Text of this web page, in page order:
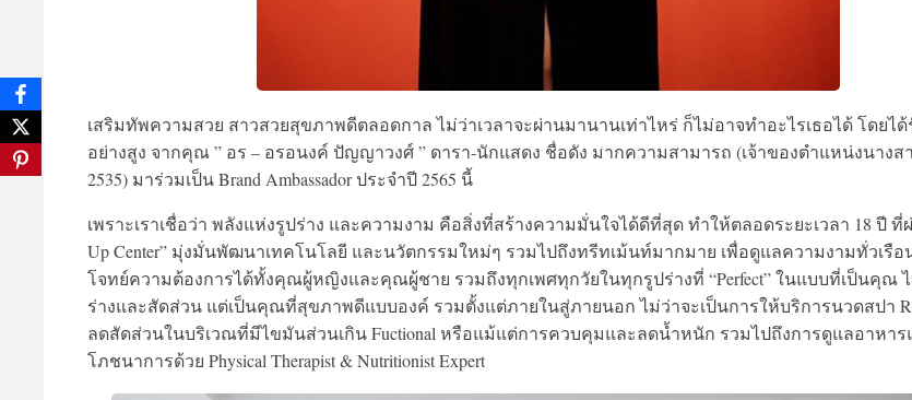
เสริมทัพความสวย สาวสวยสุขภาพดีตลอดกาล ไม่ว่าเวลาจะผ่านมานานเท่าไหร่ ก็ไม่อาจทำอะไรเธอได้ โดยได้
อย่างสูง จากคุณ ” อร – อรอนงค์ ปัญญาวงศ์ ” ดารา-นักแสดง ชื่อดัง มากความสามารถ (เจ้าของตำแหน่งนางส
2535) มาร่วมเป็น Brand Ambassador ประจำปี 2565 นี้
เพราะเราเชื่อว่า พลังแห่งรูปร่าง และความงาม คือสิ่งที่สร้างความมั่นใจได้ดีที่สุด ทำให้ตลอดระยะเวลา 18 ปี ที่
Up Center” มุ่งมั่นพัฒนาเทคโนโลยี และนวัตกรรมใหม่ๆ รวมไปถึงทรีทเม้นท์มากมาย เพื่อดูแลความงามทั่วเรือ
โจทย์ความต้องการได้ทั้งคุณผู้หญิงและคุณผู้ชาย รวมถึงทุกเพศทุกวัยในทุกรูปร่างที่ “Perfect” ในแบบที่เป็นคุณ
ร่างและสัดส่วน แต่เป็นคุณที่สุขภาพดีแบบองค์ รวมตั้งแต่ภายในสู่ภายนอก ไม่ว่าจะเป็นการให้บริการนวดสปา
ลดสัดส่วนในบริเวณที่มีไขมันส่วนเกิน Fuctional หรือแม้แต่การควบคุมและลดน้ำหนัก รวมไปถึงการดูแลอาหาร
โภชนาการด้วย Physical Therapist & Nutritionist Expert